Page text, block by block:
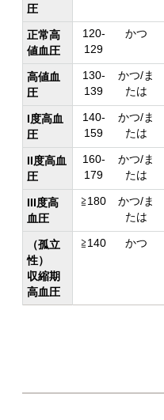
圧
正常高
値血圧
120-
129
かつ
高値血
圧
130-
139
かつ/ま
たは
I度高血
圧
140-
159
かつ/ま
たは
II度高血
圧
160-
179
かつ/ま
たは
III度高
血圧
≧180
かつ/ま
たは
（孤立
性）
収縮期
高血圧
≧140 かつ